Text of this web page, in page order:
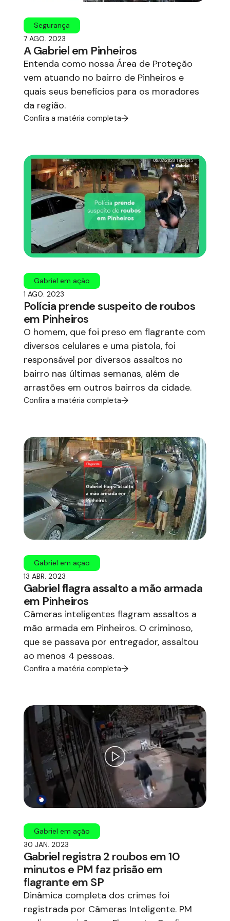
Segurança
7 AGO. 2023
A Gabriel em Pinheiros
Entenda como nossa Área de Proteção
vem atuando no bairro de Pinheiros e
quais seus benefícios para os moradores
da região.
Confira a matéria completa
Gabriel em ação
1 AGO. 2023
Polícia prende suspeito de roubos
em Pinheiros
O homem, que foi preso em flagrante com
diversos celulares e uma pistola, foi
responsável por diversos assaltos no
bairro nas últimas semanas, além de
arrastões em outros bairros da cidade.
Confira a matéria completa
Gabriel em ação
13 ABR. 2023
Gabriel flagra assalto a mão armada
em Pinheiros
Câmeras inteligentes flagram assaltos a
mão armada em Pinheiros. O criminoso,
que se passava por entregador, assaltou
ao menos 4 pessoas.
Confira a matéria completa
Gabriel em ação
30 JAN. 2023
Gabriel registra 2 roubos em 10
minutos e PM faz prisão em
flagrante em SP
Dinâmica completa dos crimes foi
registrada por Câmeras Inteligente. PM